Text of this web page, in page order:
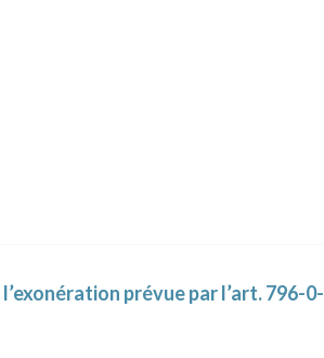
prévue par l’art. 796-0-